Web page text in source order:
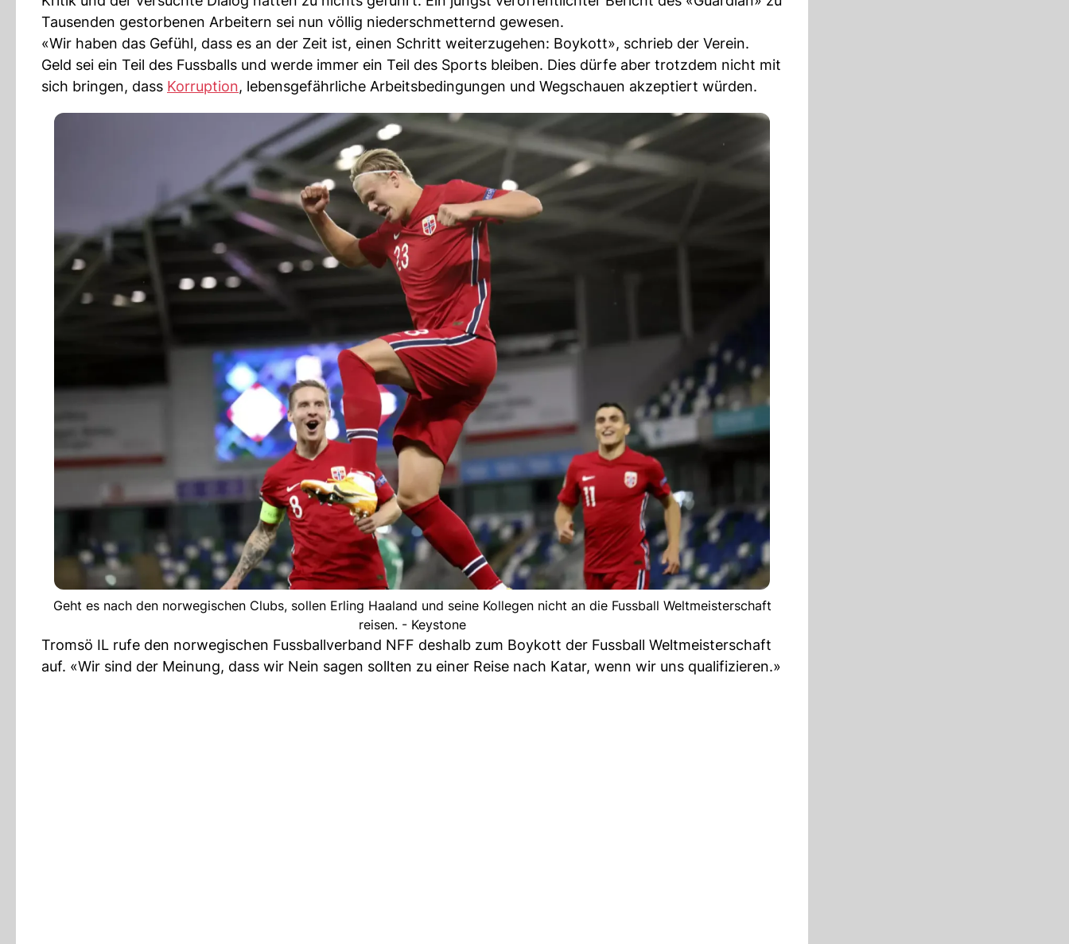
Tausenden gestorbenen Arbeitern sei nun völlig niederschmetternd gewesen.
«Wir haben das Gefühl, dass es an der Zeit ist, einen Schritt weiterzugehen: Boykott», schrieb der Verein.
Geld sei ein Teil des Fussballs und werde immer ein Teil des Sports bleiben. Dies dürfe aber trotzdem nicht mit
sich bringen, dass Korruption, lebensgefährliche Arbeitsbedingungen und Wegschauen akzeptiert würden.
Geht es nach den norwegischen Clubs, sollen Erling Haaland und seine Kollegen nicht an die Fussball Weltmeisterschaft
reisen. - Keystone
Tromsö IL rufe den norwegischen Fussballverband NFF deshalb zum Boykott der Fussball Weltmeisterschaft
auf. «Wir sind der Meinung, dass wir Nein sagen sollten zu einer Reise nach Katar, wenn wir uns qualifizieren.»